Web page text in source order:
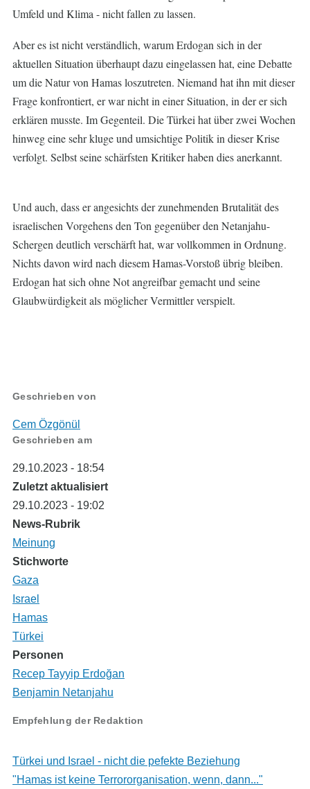
Umfeld und Klima - nicht fallen zu lassen.
Aber es ist nicht verständlich, warum Erdogan sich in der
aktuellen Situation überhaupt dazu eingelassen hat, eine Debatte
um die Natur von Hamas loszutreten. Niemand hat ihn mit dieser
Frage konfrontiert, er war nicht in einer Situation, in der er sich
erklären musste. Im Gegenteil. Die Türkei hat über zwei Wochen
hinweg eine sehr kluge und umsichtige Politik in dieser Krise
verfolgt. Selbst seine schärfsten Kritiker haben dies anerkannt.
Und auch, dass er angesichts der zunehmenden Brutalität des
israelischen Vorgehens den Ton gegenüber den Netanjahu-
Schergen deutlich verschärft hat, war vollkommen in Ordnung.
Nichts davon wird nach diesem Hamas-Vorstoß übrig bleiben.
Erdogan hat sich ohne Not angreifbar gemacht und seine
Glaubwürdigkeit als möglicher Vermittler verspielt.
Geschrieben von
Cem Özgönül
Geschrieben am
29.10.2023 - 18:54
Zuletzt aktualisiert
29.10.2023 - 19:02
News-Rubrik
Meinung
Stichworte
Gaza
Israel
Hamas
Türkei
Personen
Recep Tayyip Erdoğan
Benjamin Netanjahu
Empfehlung der Redaktion
Türkei und Israel - nicht die pefekte Beziehung
"Hamas ist keine Terrororganisation, wenn, dann..."